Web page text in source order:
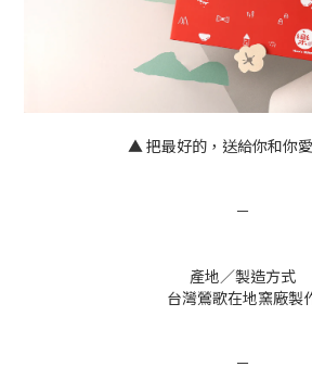
▲ 把最好的，送給你和你
－
產地／製造方式
台灣鶯歌在地窯廠製
－